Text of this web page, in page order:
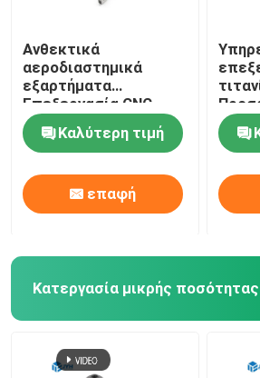
Ανθεκτικά
αεροδιαστημικά
εξαρτήματα
Επεξεργασία CNC
Τμηματα τιτανίου
0.01-0.005mm
Ανεπάρκεια
Καλύτερη τιμή
επαφή
Κατεργασία μικρής ποσότητας